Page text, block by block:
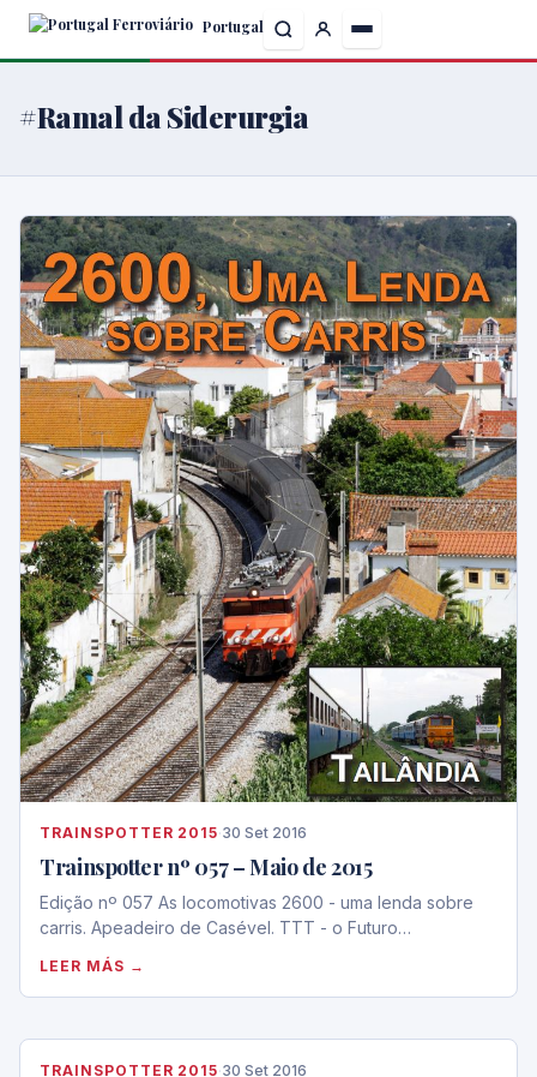
Skip
content
Portugal
#Ramal da Siderurgia
TRAINSPOTTER 2015·30 Set 2016
Trainspotter nº 057 – Maio de 2015
Edição nº 057 As locomotivas 2600 - uma lenda sobre
carris. Apeadeiro de Casével. TTT - o Futuro…
LEER MÁS →
TRAINSPOTTER 2015·30 Set 2016